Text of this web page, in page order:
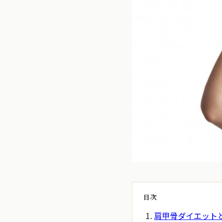
目次
肩甲骨ダイエット